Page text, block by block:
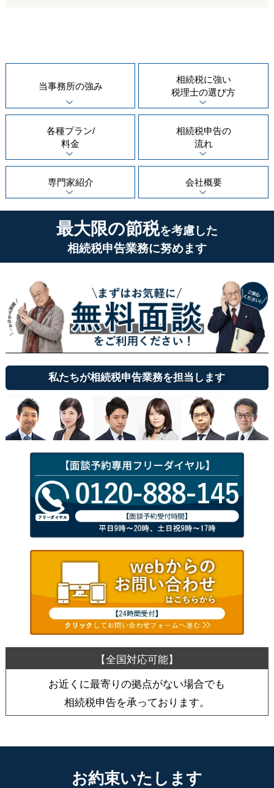
当事務所の強み
相続税に強い
税理士の選び方
各種プラン/
料金
相続税申告の
流れ
専門家紹介 会社概要
最大限の節税を考慮した
相続税申告業務に努めます
私たちが相続税申告業務を担当します
お近くに最寄りの拠点がない場合でも
相続税申告を承っております。
お約束いたします